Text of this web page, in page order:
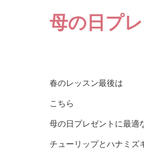
母の日プ
春のレッスン最後は
こちら
母の日プレゼントに最適
チューリップとハナミズ